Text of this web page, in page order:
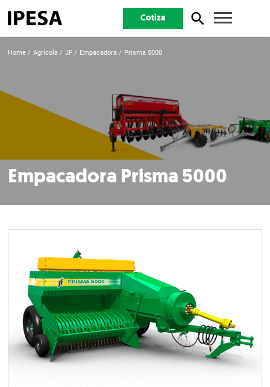
Cotiza
Home Agrícola JF Empacadora Prisma 5000
Empacadora Prisma 5000